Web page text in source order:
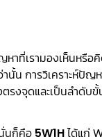
าที่เรามองเห็นหรือ
น การวิเคราะห์ปั
ตรงจุดและเป็นลำดั
นก็คือ 5W1Hได้แก่